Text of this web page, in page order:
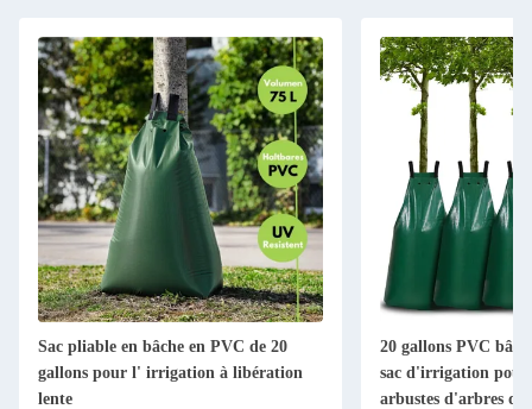
Sac pliable en bâche en PVC de 20
gallons pour l' irrigation à libération
lente
20 gallons PVC
sac d'irrigation pour
arbustes d'arbres